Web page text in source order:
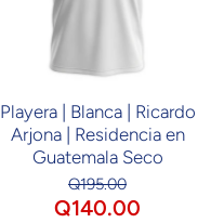
Playera | Blanca | Ricardo
Arjona | Residencia en
Guatemala Seco
Q195.00
Q140.00